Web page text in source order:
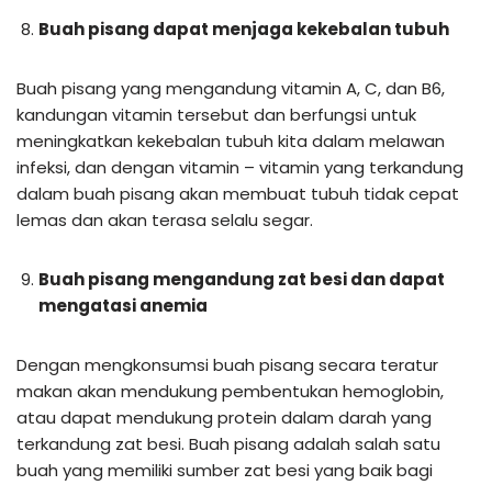
Buah pisang dapat menjaga kekebalan tubuh
Buah pisang yang mengandung vitamin A, C, dan B6,
kandungan vitamin tersebut dan berfungsi untuk
meningkatkan kekebalan tubuh kita dalam melawan
infeksi, dan dengan vitamin – vitamin yang terkandung
dalam buah pisang akan membuat tubuh tidak cepat
lemas dan akan terasa selalu segar.
Buah pisang mengandung zat besi dan dapat
mengatasi anemia
Dengan mengkonsumsi buah pisang secara teratur
makan akan mendukung pembentukan hemoglobin,
atau dapat mendukung protein dalam darah yang
terkandung zat besi. Buah pisang adalah salah satu
buah yang memiliki sumber zat besi yang baik bagi